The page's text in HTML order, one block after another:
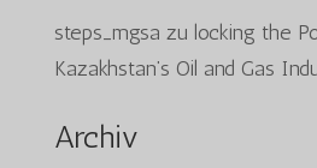
steps_mgsa zu locking the
Kazakhstan’s Oil and Gas
Archiv